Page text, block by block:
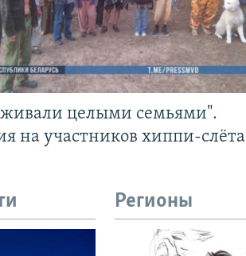
целыми семьями".
на участников хиппи-слёта
Регионы